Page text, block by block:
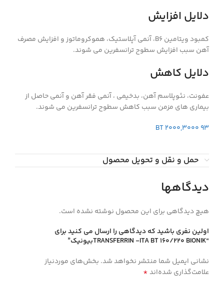
دلایل افزایش
کمبود ویتامین B6، آنمی آپلاستیک، هموکروماتوز و افزایش مصرف
آهن سبب افزایش سطوح ترانسفرین می شوند.
دلایل کاهش
عفونت، نئوپلاسم آهن، بدخیمی ، آنمی فقر آهن و آنمی حاصل از
بیماری های مزمن سبب کاهش سطوح ترانسفرین می شوند.
BT 2000,3000 93
حمل و نقل و تحویل محصول
دیدگاهها
هیچ دیدگاهی برای این محصول نوشته نشده است.
اولین نفری باشید که دیدگاهی را ارسال می کنید برای
“TRANSFERRIN -ITA BT 160/220 BIONIKبيونيك”
نشانی ایمیل شما منتشر نخواهد شد. بخش‌های موردنیاز
علامت‌گذاری شده‌اند*